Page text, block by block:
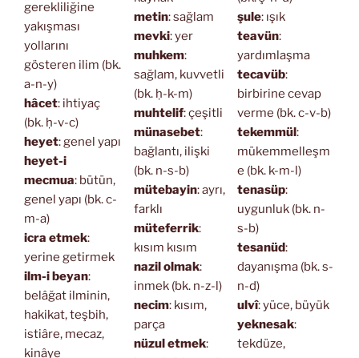
gerekliliğine
yakışması
yollarını
gösteren ilim (bk.
a-n-y)
hâcet: ihtiyaç
(bk. ḥ-v-c)
heyet: genel yapı
heyet-i
mecmua: bütün,
genel yapı (bk. c-
m-a)
icra etmek:
yerine getirmek
ilm-i beyan:
belâğat ilminin,
hakikat, teşbih,
istiâre, mecaz,
kinâye
metin: sağlam
mevki: yer
muhkem:
sağlam, kuvvetli
(bk. ḥ-k-m)
muhtelif: çeşitli
münasebet:
bağlantı, ilişki
(bk. n-s-b)
mütebayin: ayrı,
farklı
müteferrik:
kısım kısım
nazil olmak:
inmek (bk. n-z-l)
necim: kısım,
parça
nüzul etmek:
şule: ışık
teavün:
yardımlaşma
tecavüb:
birbirine cevap
verme (bk. c-v-b)
tekemmül:
mükemmelleşm
e (bk. k-m-l)
tenasüp:
uygunluk (bk. n-
s-b)
tesanüd:
dayanışma (bk. s-
n-d)
ulvî: yüce, büyük
yeknesak:
tekdüze,